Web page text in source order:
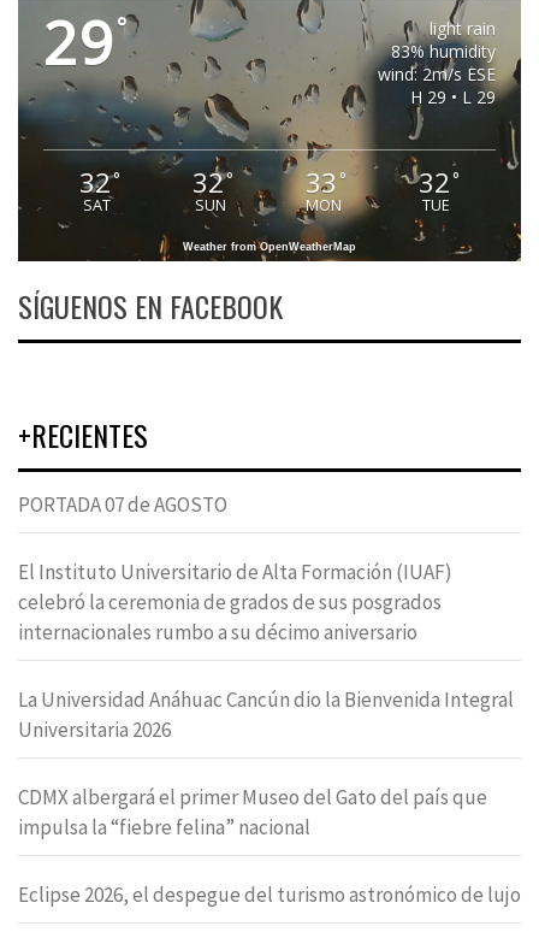
29°
light rain
83% humidity
wind: 2m/s ESE
H 29 • L 29
32°
SAT
32°
SUN
33 °
MON
32°
TUE
Weather from OpenWeatherMap
SÍGUENOS EN FACEBOOK
+RECIENTES
PORTADA 07 de AGOSTO
El Instituto Universitario de Alta Formación (IUAF)
celebró la ceremonia de grados de sus posgrados
internacionales rumbo a su décimo aniversario
La Universidad Anáhuac Cancún dio la Bienvenida Integral
Universitaria 2026
CDMX albergará el primer Museo del Gato del país que
impulsa la “fiebre felina” nacional
Eclipse 2026, el despegue del turismo astronómico de lujo